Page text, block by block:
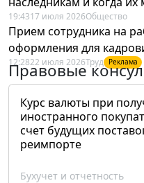
19:4317 июля 2026Общество
Прием сотрудника на
оформления для
12:2822 июля 2026Труд Реклама
Правовые
Курс валюты при
иностранного
счет будущих
реимпорте
Бухучет и отчетность